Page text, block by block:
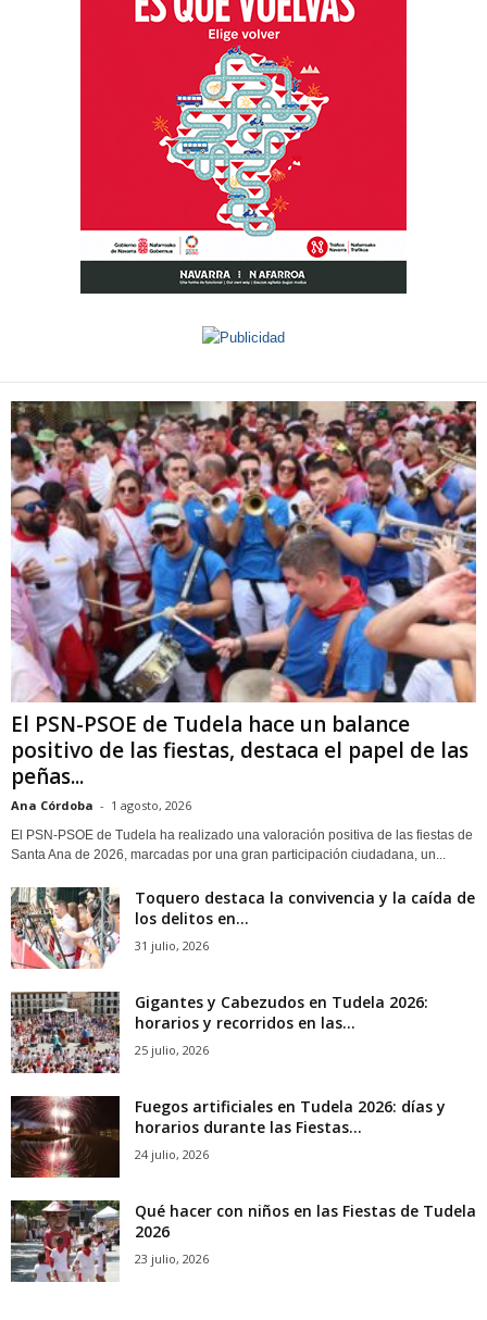
El PSN-PSOE de Tudela hace un balance
positivo de las fiestas, destaca el papel de las
peñas...
Ana Córdoba - 1 agosto, 2026
El PSN-PSOE de Tudela ha realizado una valoración positiva de las fiestas de
Santa Ana de 2026, marcadas por una gran participación ciudadana, un...
Toquero destaca la convivencia y la caída de
los delitos en...
31 julio, 2026
Gigantes y Cabezudos en Tudela 2026:
horarios y recorridos en las...
25 julio, 2026
Fuegos artificiales en Tudela 2026: días y
horarios durante las Fiestas...
24 julio, 2026
Qué hacer con niños en las Fiestas de Tudela
2026
23 julio, 2026